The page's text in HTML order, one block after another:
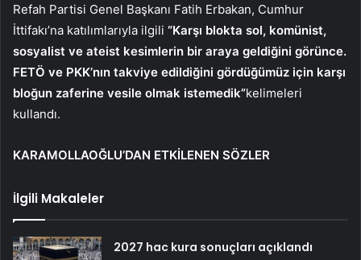
Refah Partisi Genel Başkanı Fatih Erbakan, Cumhur
İttifakı’na katılımlarıyla ilgili “Karşı blokta sol, komünist,
sosyalist ve ateist kesimlerin bir araya geldiğini görünce.
FETÖ ve PKK’nın takviye edildiğini gördüğümüz için karşı
bloğun zaferine vesile olmak istemedik”kelimeleri
kullandı.
KARAMOLLAOĞLU’DAN ETKİLENEN SÖZLER
İlgili Makaleler
2027 hac kura sonuçları açıklandı